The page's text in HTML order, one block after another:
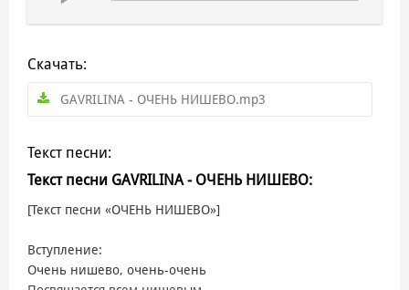
Скачать:
GAVRILINA - ОЧЕНЬ НИШЕВО.mp3
Текст песни:
Текст песни GAVRILINA - ОЧЕНЬ НИШЕВО:
[Текст песни «ОЧЕНЬ НИШЕВО»]
Вступление:
Очень нишево, очень-очень